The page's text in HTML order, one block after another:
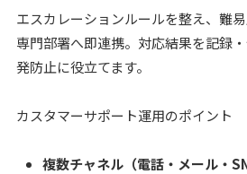
エスカレーションルールを整え、難
専門部署へ即連携。対応結果を記録
発防止に役立てます。
カスタマーサポート運用のポイント
複数チャネル（電話・メール・